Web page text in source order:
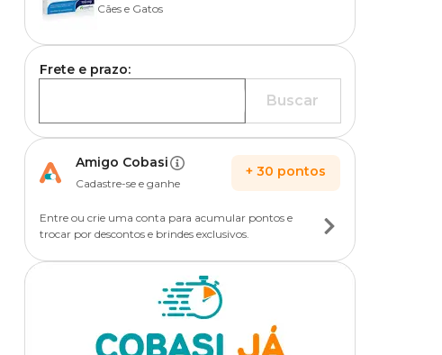
Cães e Gatos
Frete e prazo:
Buscar
Amigo Cobasi
Cadastre-se e ganhe
+ 30 pontos
Entre ou crie uma conta para acumular pontos e
trocar por descontos e brindes exclusivos.